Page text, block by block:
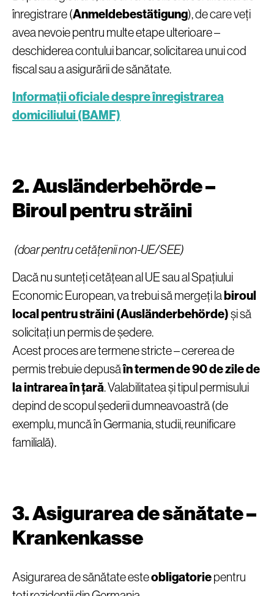
înregistrare (Anmeldebestätigung), de care veți
avea nevoie pentru multe etape ulterioare –
deschiderea contului bancar, solicitarea unui cod
fiscal sau a asigurării de sănătate.
Informații oficiale despre înregistrarea
domiciliului (BAMF)
2. Ausländerbehörde –
Biroul pentru străini
(doar pentru cetățenii non-UE/SEE)
Dacă nu sunteți cetățean al UE sau al Spațiului
Economic European, va trebui să mergeți labiroul
local pentru străini (Ausländerbehörde)și să
solicitați un permis de ședere.
Acest proces are termene stricte – cererea de
permis trebuie depusăîn termen de 90 de zile de
la intrarea în țară. Valabilitatea și tipul permisului
depind de scopul șederii dumneavoastră (de
exemplu, muncă în Germania, studii, reunificare
familială).
3. Asigurarea de sănătate –
Krankenkasse
Asigurarea de sănătate esteobligatoriepentru